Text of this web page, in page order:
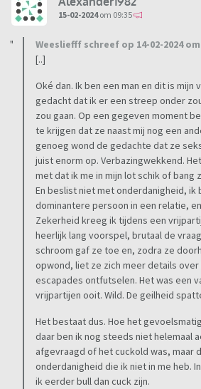
15-02-2024om 09:35
Weesliefff schreef op 14-02-2024 om
[..]
Oké dan. Ik ben een man en dit is mijn
gedacht dat ik er een streep onder
zou gaan. Op een gegeven moment
te krijgen dat ze naast mij nog een
genoeg wond de gedachte dat ze
juist enorm op. Verbazingwekkend.
met dat ik me in mijn lot schik of bang
En beslist niet met onderdanigheid, ik
dominantere persoon in een relatie,
Zekerheid kreeg ik tijdens een
heerlijk lang voorspel, brutaal de
schroom gaf ze toe en, zodra ze
opwond, liet ze zich meer details over
escapades ontfutselen. Het was een
vrijpartijen ooit. Wild. De geilheid
Het bestaat dus. Hoe het
daar ben ik nog steeds niet helemaal
afgevraagd of het cuckold was, maar
onderdanigheid die ik niet in me heb.
ik eerder bull dan cuck zijn.